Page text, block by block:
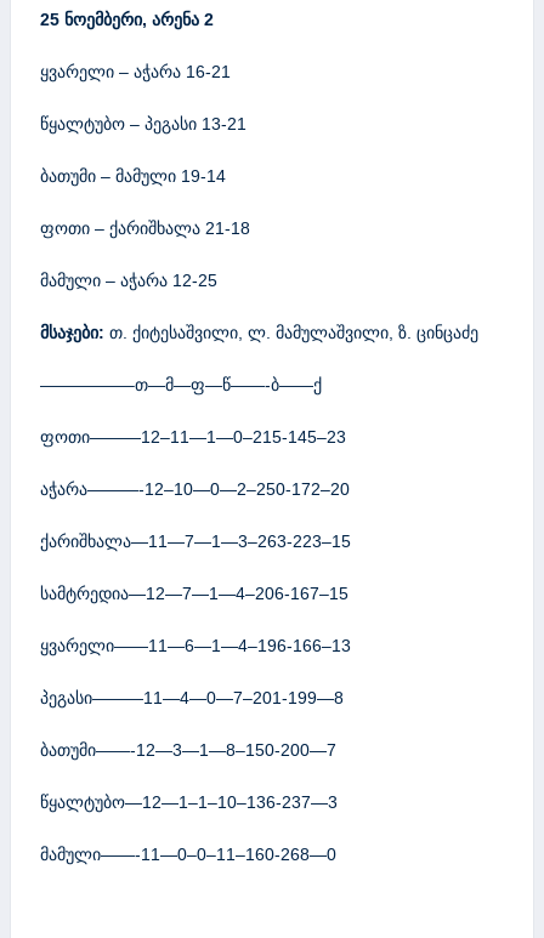
25 ნოემბერი, არენა 2
ყვარელი – აჭარა 16-21
წყალტუბო – პეგასი 13-21
ბათუმი – მამული 19-14
ფოთი – ქარიშხალა 21-18
მამული – აჭარა 12-25
მსაჯები: თ. ქიტესაშვილი, ლ. მამულაშვილი, ზ. ცინცაძე
—————–თ—მ—ფ—წ——-ბ——ქ
ფოთი———12–11—1—0–215-145–23
აჭარა———-12–10—0—2–250-172–20
ქარიშხალა—11—7—1—3–263-223–15
სამტრედია—12—7—1—4–206-167–15
ყვარელი——11—6—1—4–196-166–13
პეგასი———11—4—0—7–201-199—8
ბათუმი——-12—3—1—8–150-200—7
წყალტუბო—12—1–1–10–136-237—3
მამული——-11—0–0–11–160-268—0